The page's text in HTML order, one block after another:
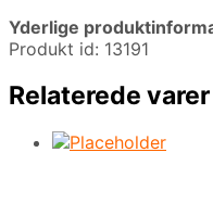
Yderlige
Produkt id: 13191
Relaterede varer